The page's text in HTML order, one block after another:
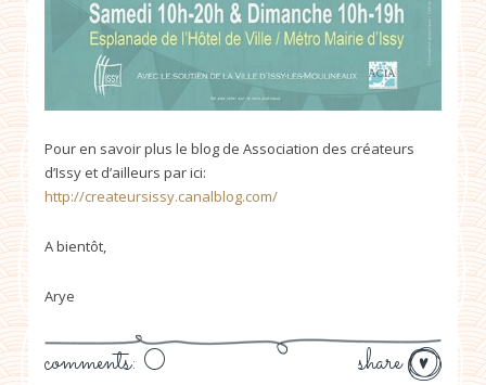
Pour en savoir plus le blog de Association des créateurs
d’Issy et d’ailleurs par ici:
http://createursissy.canalblog.com/
A bientôt,
Arye
share
comments: 0